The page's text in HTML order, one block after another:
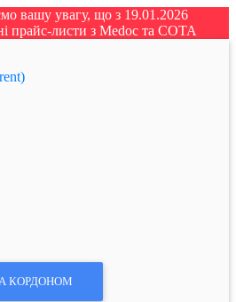
вашу увагу, що з 19.01.2026
прайс-листи з Medoc та СОТА
КОРДОНОМ